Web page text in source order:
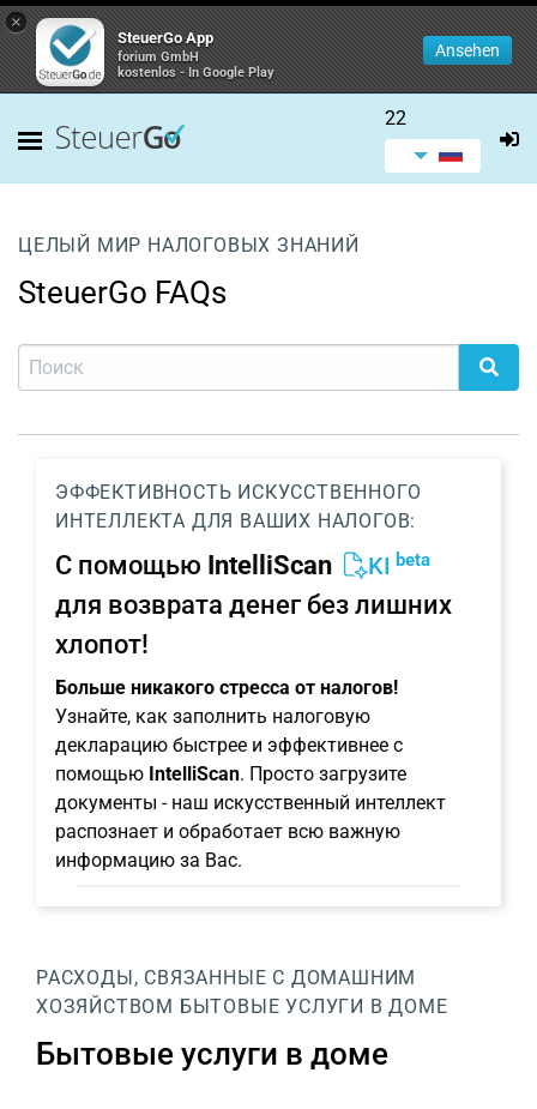
×
SteuerGo App
forium GmbH
kostenlos - In Google Play
Ansehen
22
ЦЕЛЫЙ МИР НАЛОГОВЫХ ЗНАНИЙ
SteuerGo FAQs
ЭФФЕКТИВНОСТЬ ИСКУССТВЕННОГО
ИНТЕЛЛЕКТА ДЛЯ ВАШИХ НАЛОГОВ:
С помощью IntelliScan KI beta
для возврата денег без лишних
хлопот!
Больше никакого стресса от налогов!
Узнайте, как заполнить налоговую
декларацию быстрее и эффективнее с
помощью IntelliScan. Просто загрузите
документы - наш искусственный интеллект
распознает и обработает всю важную
информацию за Вас.
РАСХОДЫ, СВЯЗАННЫЕ С ДОМАШНИМ
ХОЗЯЙСТВОМ БЫТОВЫЕ УСЛУГИ В ДОМЕ
Бытовые услуги в доме